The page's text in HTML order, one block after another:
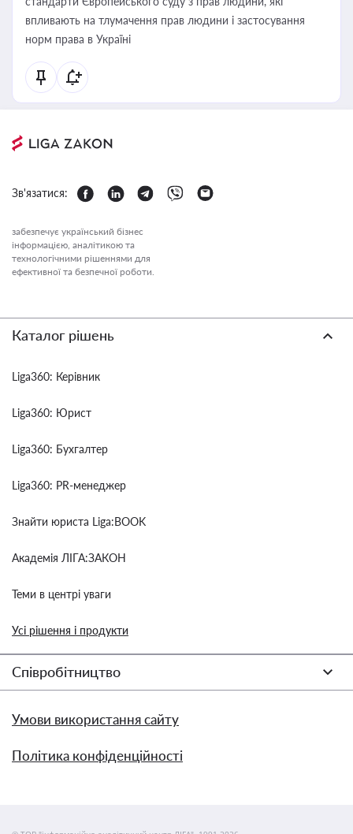
впливають на тлумачення прав людини і застосування
норм права в Україні
Зв'язатися:
забезпечує український бізнес
інформацією, аналітикою та
технологічними рішеннями для
ефективної та безпечної роботи.
Каталог рішень
Liga360: Керівник
Liga360: Юрист
Liga360: Бухгалтер
Liga360: PR-менеджер
Знайти юриста Liga:BOOK
Академія ЛІГА:ЗАКОН
Теми в центрі уваги
Усі рішення і продукти
Співробітництво
Умови використання сайту
Політика конфіденційності